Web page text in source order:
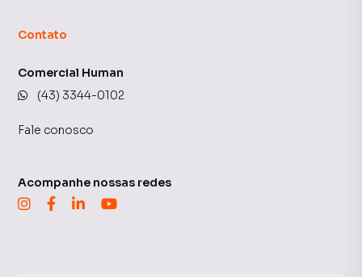
Contato
Comercial Human
(43) 3344-0102
Fale conosco
Acompanhe nossas redes